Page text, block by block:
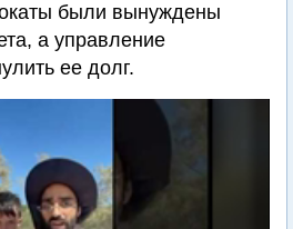
были вынуждены
а управление
ее долг.